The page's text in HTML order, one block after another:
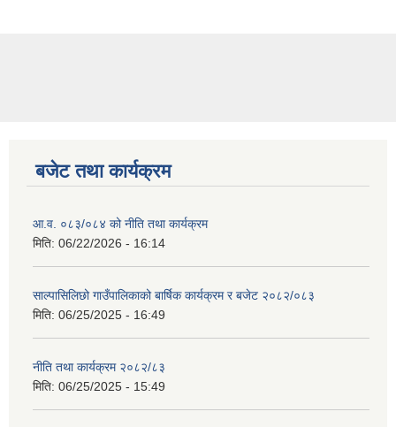
बजेट तथा कार्यक्रम
आ.व. ०८३/०८४ को नीति तथा कार्यक्रम
मिति: 06/22/2026 - 16:14
साल्पासिलिछो गाउँपालिकाको बार्षिक कार्यक्रम र बजेट २०८२/०८३
मिति: 06/25/2025 - 16:49
नीति तथा कार्यक्रम २०८२/८३
मिति: 06/25/2025 - 15:49